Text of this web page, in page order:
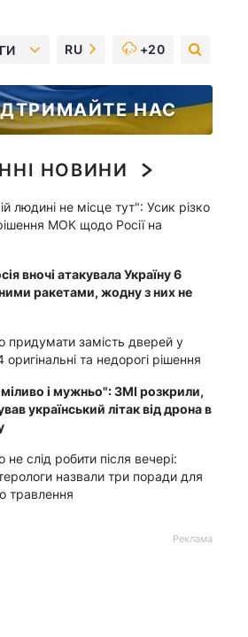
RU +20
НАС
НОВИНИ
людині не місце тут": Усик різко
МОК щодо Росії на
вночі атакувала Україну 6
ракетами, жодну з них не
придумати замість дверей у
оригінальні та недорогі рішення
і мужньо": ЗМІ розкрили,
український літак від дрона в
не слід робити після вечері:
назвали три поради для
травлення
Реклама